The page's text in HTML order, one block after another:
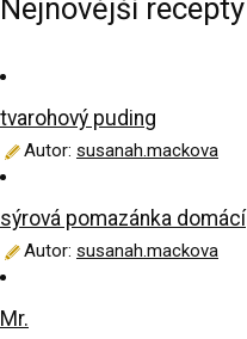
Nejnovější recepty
tvarohový puding
Autor: susanah.mackova
sýrová pomazánka domácí
Autor: susanah.mackova
Mr.